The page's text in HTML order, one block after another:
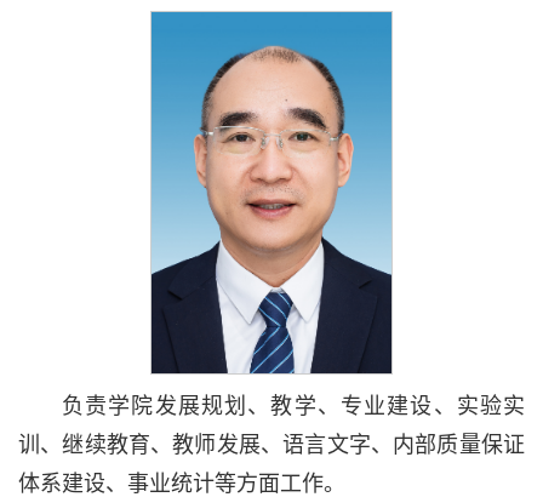
负责学院发展规划、教学、专业建设、实验实
训、继续教育、教师发展、语言文字、内部质量保证
体系建设、事业统计等方面工作。